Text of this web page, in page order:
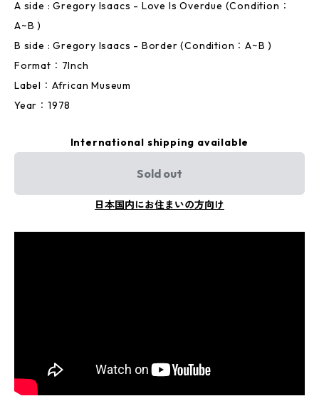
A side : Gregory Isaacs - Love Is Overdue (Condition：
A~B )
B side : Gregory Isaacs - Border (Condition：A~B )
Format：7Inch
Label：African Museum
Year：1978
International shipping available
Sold out
日本国内にお住まいの方向け